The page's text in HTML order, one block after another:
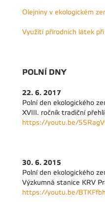
Olejniny v ekologickém
Využití přírodních látek
POLNÍ DNY
22. 6. 2017
Polní den ekologického
XVIII. ročník tradiční
https://youtu.be/
30. 6. 2015
Polní den ekologického
Výzkumná stanice KRV
https://youtu.be/